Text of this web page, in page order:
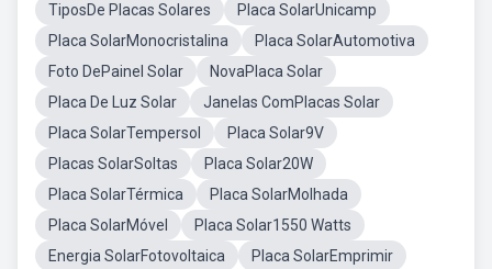
TiposDe Placas Solares
Placa SolarUnicamp
Placa SolarMonocristalina
Placa SolarAutomotiva
Foto DePainel Solar
NovaPlaca Solar
Placa De Luz Solar
Janelas ComPlacas Solar
Placa SolarTempersol
Placa Solar9V
Placas SolarSoltas
Placa Solar20W
Placa SolarTérmica
Placa SolarMolhada
Placa SolarMóvel
Placa Solar1550 Watts
Energia SolarFotovoltaica
Placa SolarEmprimir